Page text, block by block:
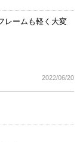
レームも軽く大変
2022/06/20